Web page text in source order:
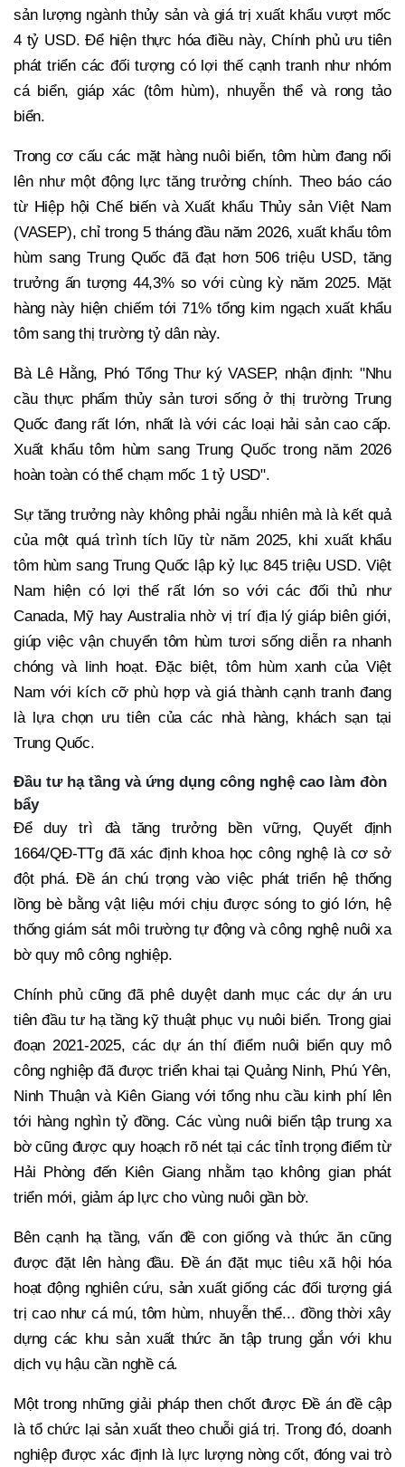
sản lượng ngành thủy sản và giá trị xuất khẩu vượt mốc
4 tỷ USD. Để hiện thực hóa điều này, Chính phủ ưu tiên
phát triển các đối tượng có lợi thế cạnh tranh như nhóm
cá biển, giáp xác (tôm hùm), nhuyễn thể và rong tảo
biển.
Trong cơ cấu các mặt hàng nuôi biển, tôm hùm đang nổi
lên như một động lực tăng trưởng chính. Theo báo cáo
từ Hiệp hội Chế biến và Xuất khẩu Thủy sản Việt Nam
(VASEP), chỉ trong 5 tháng đầu năm 2026, xuất khẩu tôm
hùm sang Trung Quốc đã đạt hơn 506 triệu USD, tăng
trưởng ấn tượng 44,3% so với cùng kỳ năm 2025. Mặt
hàng này hiện chiếm tới 71% tổng kim ngạch xuất khẩu
tôm sang thị trường tỷ dân này.
Bà Lê Hằng, Phó Tổng Thư ký VASEP, nhận định: "Nhu
cầu thực phẩm thủy sản tươi sống ở thị trường Trung
Quốc đang rất lớn, nhất là với các loại hải sản cao cấp.
Xuất khẩu tôm hùm sang Trung Quốc trong năm 2026
hoàn toàn có thể chạm mốc 1 tỷ USD".
Sự tăng trưởng này không phải ngẫu nhiên mà là kết quả
của một quá trình tích lũy từ năm 2025, khi xuất khẩu
tôm hùm sang Trung Quốc lập kỷ lục 845 triệu USD. Việt
Nam hiện có lợi thế rất lớn so với các đối thủ như
Canada, Mỹ hay Australia nhờ vị trí địa lý giáp biên giới,
giúp việc vận chuyển tôm hùm tươi sống diễn ra nhanh
chóng và linh hoạt. Đặc biệt, tôm hùm xanh của Việt
Nam với kích cỡ phù hợp và giá thành cạnh tranh đang
là lựa chọn ưu tiên của các nhà hàng, khách sạn tại
Trung Quốc.
Đầu tư hạ tầng và ứng dụng công nghệ cao làm đòn
bẩy
Để duy trì đà tăng trưởng bền vững, Quyết định
1664/QĐ-TTg đã xác định khoa học công nghệ là cơ sở
đột phá. Đề án chú trọng vào việc phát triển hệ thống
lồng bè bằng vật liệu mới chịu được sóng to gió lớn, hệ
thống giám sát môi trường tự động và công nghệ nuôi xa
bờ quy mô công nghiệp.
Chính phủ cũng đã phê duyệt danh mục các dự án ưu
tiên đầu tư hạ tầng kỹ thuật phục vụ nuôi biển. Trong giai
đoạn 2021-2025, các dự án thí điểm nuôi biển quy mô
công nghiệp đã được triển khai tại Quảng Ninh, Phú Yên,
Ninh Thuận và Kiên Giang với tổng nhu cầu kinh phí lên
tới hàng nghìn tỷ đồng. Các vùng nuôi biển tập trung xa
bờ cũng được quy hoạch rõ nét tại các tỉnh trọng điểm từ
Hải Phòng đến Kiên Giang nhằm tạo không gian phát
triển mới, giảm áp lực cho vùng nuôi gần bờ.
Bên cạnh hạ tầng, vấn đề con giống và thức ăn cũng
được đặt lên hàng đầu. Đề án đặt mục tiêu xã hội hóa
hoạt động nghiên cứu, sản xuất giống các đối tượng giá
trị cao như cá mú, tôm hùm, nhuyễn thể... đồng thời xây
dựng các khu sản xuất thức ăn tập trung gắn với khu
dịch vụ hậu cần nghề cá.
Một trong những giải pháp then chốt được Đề án đề cập
là tổ chức lại sản xuất theo chuỗi giá trị. Trong đó, doanh
nghiệp được xác định là lực lượng nòng cốt, đóng vai trò